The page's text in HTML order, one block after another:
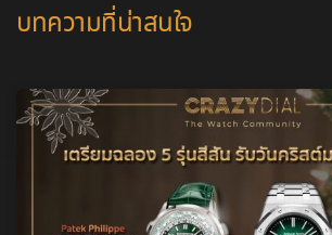
บทความที่น่าสนใจ